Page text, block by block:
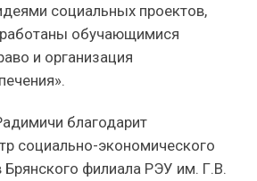
социальных проектов,
обучающимися
и организация
благодарит
социально-экономического
Брянского филиала РЭУ им. Г.В.